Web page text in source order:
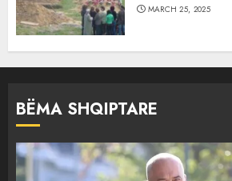
MARCH 25, 2025
BËMA SHQIPTARE